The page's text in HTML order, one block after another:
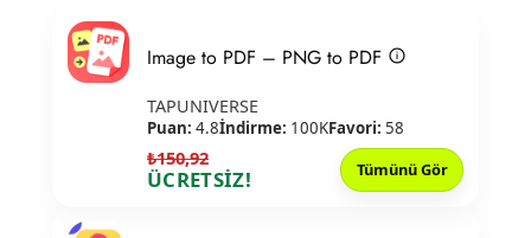
Image to PDF – PNG to PDF
TAPUNIVERSE
Puan: 4.8İndirme: 100KFavori: 58
₺150,92
ÜCRETSİZ! Tümünü Gör